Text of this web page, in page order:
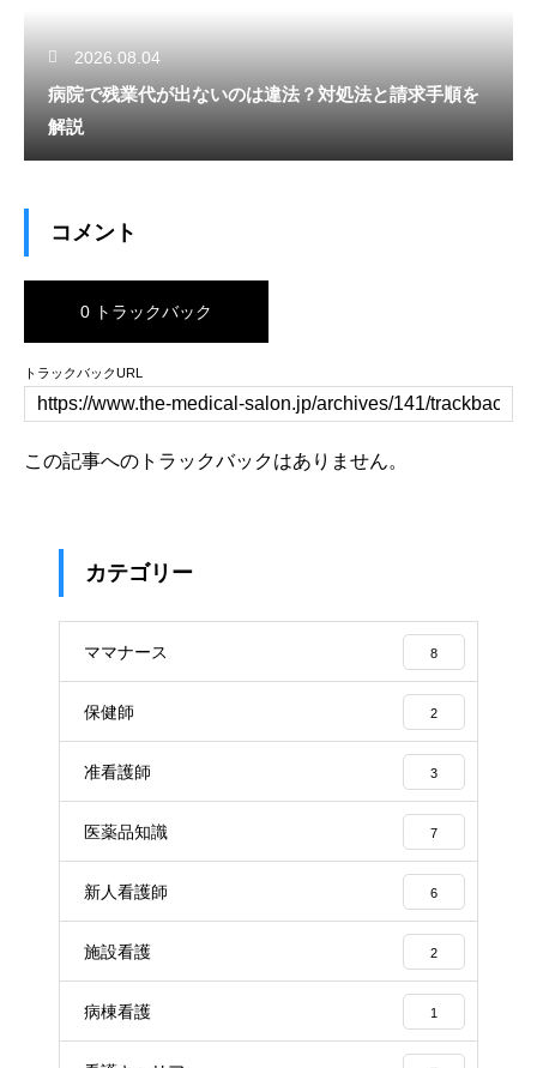
2026.08.04
病院で残業代が出ないのは違法？対処法と請求手順を
解説
コメント
0 トラックバック
トラックバックURL
この記事へのトラックバックはありません。
カテゴリー
ママナース 8
保健師 2
准看護師 3
医薬品知識 7
新人看護師 6
施設看護 2
病棟看護 1